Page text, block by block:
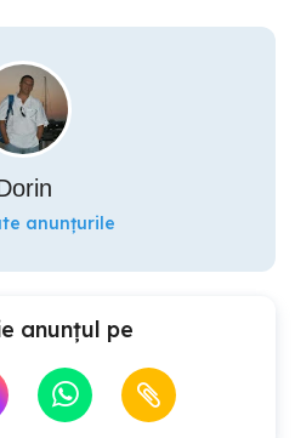
anunțurile
anunțul pe